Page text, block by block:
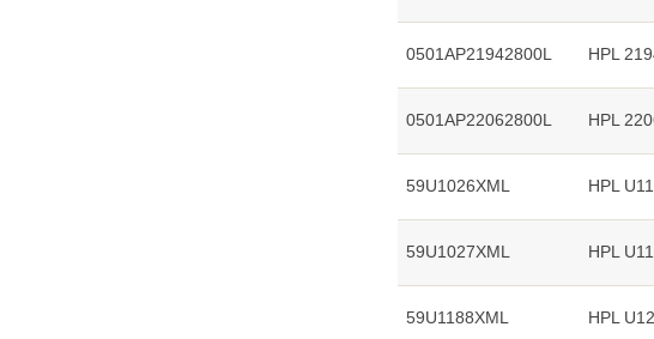
0501AP21942800L HPL
0501AP22062800L HPL
59U1026XML HPL
59U1027XML HPL
59U1188XML HPL